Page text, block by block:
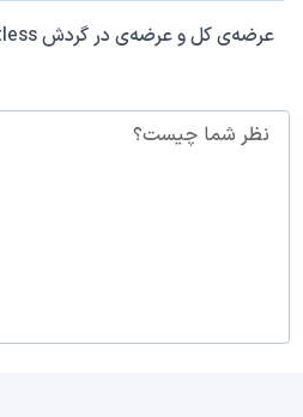
عرضه‌ی کل و عرضه‌ی در گردش Limitless چقدر است؟
نظر شما چیست؟